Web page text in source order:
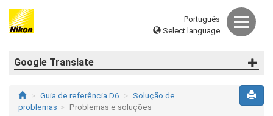
Português
Select language
Google Translate
Guia de referência D6
Solução de
problemas
Problemas e soluções